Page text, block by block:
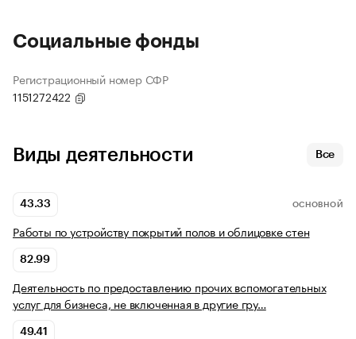
Социальные фонды
Регистрационный номер СФР
1151272422
Виды деятельности Все
43.33 ОСНОВНОЙ
Работы по устройству покрытий полов и облицовке стен
82.99
Деятельность по предоставлению прочих вспомогательных
услуг для бизнеса, не включенная в другие гру…
49.41